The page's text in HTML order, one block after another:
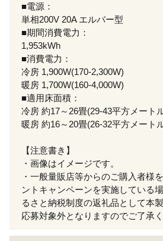
■電源：
単相200V 20A エルバー型
■期間消費電力：
1,953kWh
■消費電力：
冷房 1,900W(170-2,300W)
暖房 1,700W(160-4,000W)
■適用床面積：
冷房 約17～26畳(29-43平方メートル
暖房 約16～20畳(26-32平方メート
【注意書き】
・画像はイメージです。
・一般量販店等からのご購入者様
ントキャンペーンを実施している
るさと納税制度の返礼品として本
応募対象外となりますのでご了承く